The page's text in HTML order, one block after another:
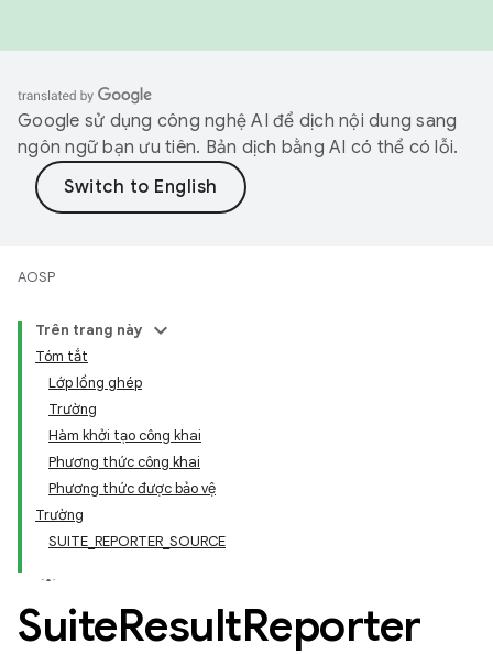
Google sử dụng công nghệ AI để dịch nội dung sang
ngôn ngữ bạn ưu tiên. Bản dịch bằng AI có thể có lỗi.
AOSP
Trên trang này
Tóm tắt
Lớp lồng ghép
Trường
Hàm khởi tạo công khai
Phương thức công khai
Phương thức được bảo vệ
Trường
SUITE_REPORTER_SOURCE
SuiteResultReporter